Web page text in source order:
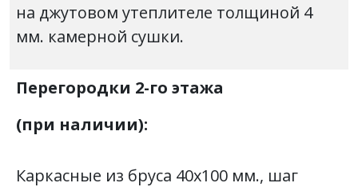
на джутовом утеплителе толщиной 4
мм. камерной сушки.
Перегородки 2-го этажа
(при наличии):
Каркасные из бруса 40х100 мм., шаг